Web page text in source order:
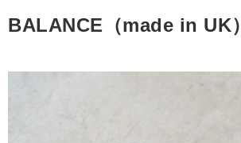
BALANCE（made in UK）